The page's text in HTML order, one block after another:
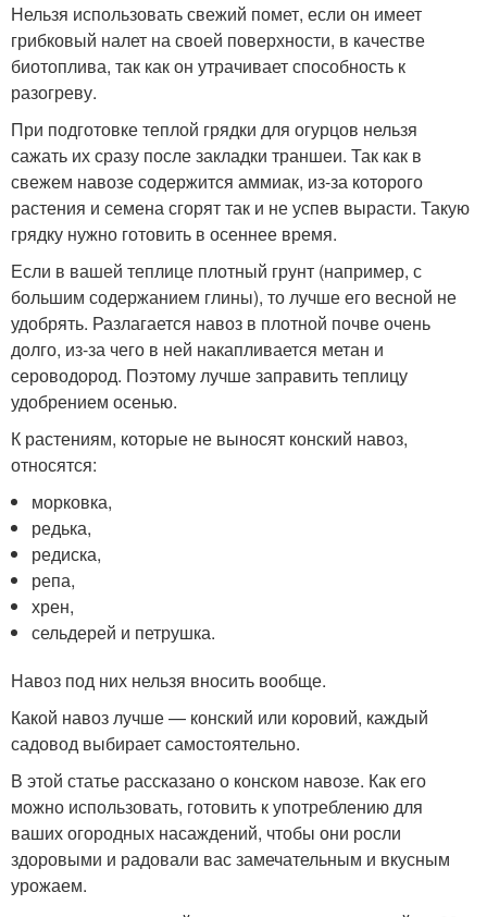
Нельзя использовать свежий помет, если он имеет
грибковый налет на своей поверхности, в качестве
биотоплива, так как он утрачивает способность к
разогреву.
При подготовке теплой грядки для огурцов нельзя
сажать их сразу после закладки траншеи. Так как в
свежем навозе содержится аммиак, из-за которого
растения и семена сгорят так и не успев вырасти. Такую
грядку нужно готовить в осеннее время.
Если в вашей теплице плотный грунт (например, с
большим содержанием глины), то лучше его весной не
удобрять. Разлагается навоз в плотной почве очень
долго, из-за чего в ней накапливается метан и
сероводород. Поэтому лучше заправить теплицу
удобрением осенью.
К растениям, которые не выносят конский навоз,
относятся:
морковка,
редька,
редиска,
репа,
хрен,
сельдерей и петрушка.
Навоз под них нельзя вносить вообще.
Какой навоз лучше — конский или коровий, каждый
садовод выбирает самостоятельно.
В этой статье рассказано о конском навозе. Как его
можно использовать, готовить к употреблению для
ваших огородных насаждений, чтобы они росли
здоровыми и радовали вас замечательным и вкусным
урожаем.